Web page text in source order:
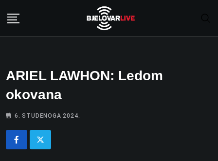
ARIEL LAWHON: Ledom
okovana
6. STUDENOGA 2024.